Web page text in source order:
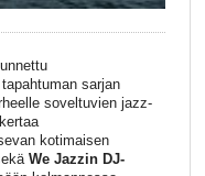
sarjan
soveltuvien jazz-
kotimaisen
WeJazzin DJ-